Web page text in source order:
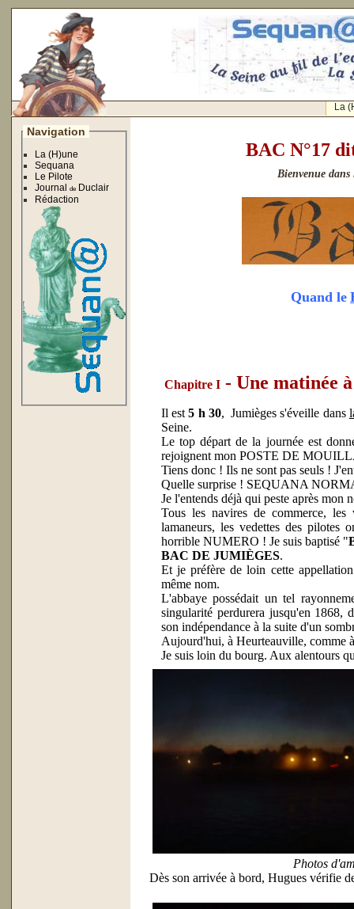
La
Navigation
La (H)une
Sequana
Le Pilote
Journal de Duclair
Rédaction
BAC N°17
Bienvenue dans
Quand le
Chapitre I - Une matinée
Il est5 h 30, Jumièges s'éveille dans
Seine.
Le top départ de la journée est
rejoignent mon POSTE DE
Tiens donc ! Ils ne sont pas seuls !
Quelle surprise ! SEQUANA
Je l'entends déjà qui peste après mon
Tous les navires de commerce, les
lamaneurs, les vedettes des
horrible NUMERO ! Je suis baptisé "
BAC DE JUMIÈGES.
Et je préfère de loin cette
même nom.
L'abbaye possédait un tel
singularité perdurera jusqu'en 1868,
son indépendance à la suite d'un
Aujourd'hui, à Heurteauville, comme
Je suis loin du bourg. Aux alentours
Photos
Dès son arrivée à bord, Hugues vérifie